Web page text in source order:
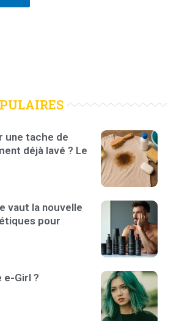
une tache de
déjà lavé ? Le
vaut la nouvelle
pour
e-Girl ?